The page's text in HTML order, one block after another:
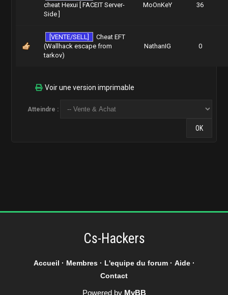
cheat Hexui [ FACEIT Server-
Side ]
MoOnKeY 36
[VENTE/SELL]
Cheat EFT
(Wallhack escape from
tarkov)
NathanIG 0
Voir une version imprimable
Atteindre :
Cs-Hackers
Accueil · Membres· L'equipe du forum· Aide·
Contact
Powered by MyBB